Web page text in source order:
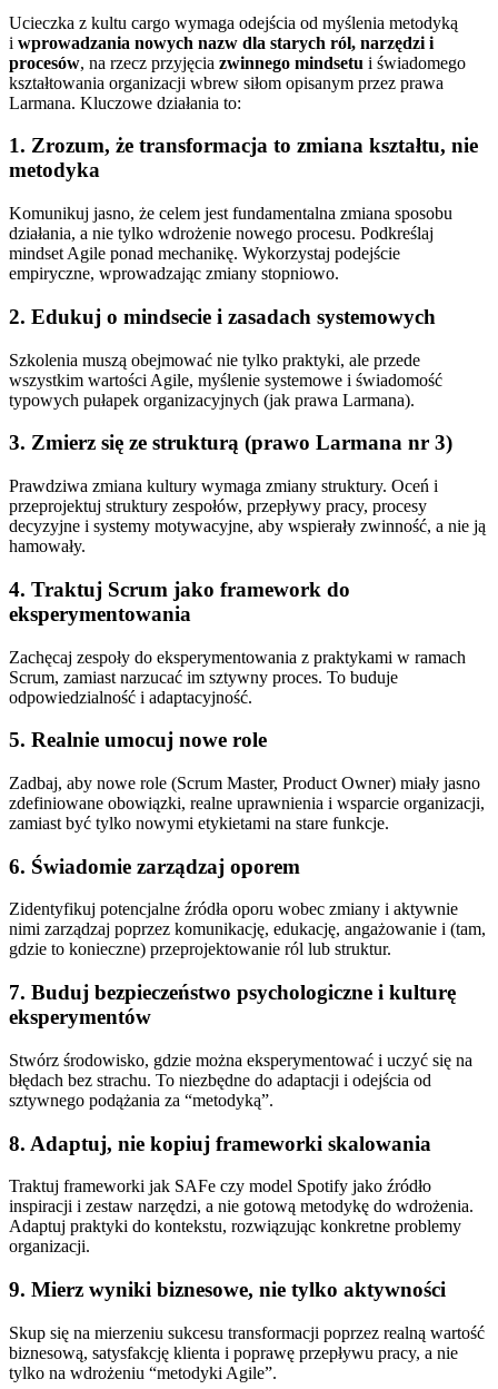
Ucieczka z kultu cargo wymaga odejścia od myślenia metodyką
i wprowadzania nowych nazw dla starych ról, narzędzi i
procesów, na rzecz przyjęcia zwinnego mindsetu i świadomego
kształtowania organizacji wbrew siłom opisanym przez prawa
Larmana. Kluczowe działania to:
1. Zrozum, że transformacja to zmiana kształtu, nie
metodyka
Komunikuj jasno, że celem jest fundamentalna zmiana sposobu
działania, a nie tylko wdrożenie nowego procesu. Podkreślaj
mindset Agile ponad mechanikę. Wykorzystaj podejście
empiryczne, wprowadzając zmiany stopniowo.
2. Edukuj o mindsecie i zasadach systemowych
Szkolenia muszą obejmować nie tylko praktyki, ale przede
wszystkim wartości Agile, myślenie systemowe i świadomość
typowych pułapek organizacyjnych (jak prawa Larmana).
3. Zmierz się ze strukturą (prawo Larmana nr 3)
Prawdziwa zmiana kultury wymaga zmiany struktury. Oceń i
przeprojektuj struktury zespołów, przepływy pracy, procesy
decyzyjne i systemy motywacyjne, aby wspierały zwinność, a nie ją
hamowały.
4. Traktuj Scrum jako framework do
eksperymentowania
Zachęcaj zespoły do eksperymentowania z praktykami w ramach
Scrum, zamiast narzucać im sztywny proces. To buduje
odpowiedzialność i adaptacyjność.
5. Realnie umocuj nowe role
Zadbaj, aby nowe role (Scrum Master, Product Owner) miały jasno
zdefiniowane obowiązki, realne uprawnienia i wsparcie organizacji,
zamiast być tylko nowymi etykietami na stare funkcje.
6. Świadomie zarządzaj oporem
Zidentyfikuj potencjalne źródła oporu wobec zmiany i aktywnie
nimi zarządzaj poprzez komunikację, edukację, angażowanie i (tam,
gdzie to konieczne) przeprojektowanie ról lub struktur.
7. Buduj bezpieczeństwo psychologiczne i kulturę
eksperymentów
Stwórz środowisko, gdzie można eksperymentować i uczyć się na
błędach bez strachu. To niezbędne do adaptacji i odejścia od
sztywnego podążania za “metodyką”.
8. Adaptuj, nie kopiuj frameworki skalowania
Traktuj frameworki jak SAFe czy model Spotify jako źródło
inspiracji i zestaw narzędzi, a nie gotową metodykę do wdrożenia.
Adaptuj praktyki do kontekstu, rozwiązując konkretne problemy
organizacji.
9. Mierz wyniki biznesowe, nie tylko aktywności
Skup się na mierzeniu sukcesu transformacji poprzez realną wartość
biznesową, satysfakcję klienta i poprawę przepływu pracy, a nie
tylko na wdrożeniu “metodyki Agile”.